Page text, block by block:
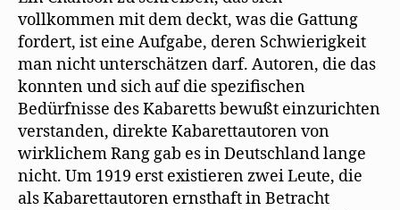
vollkommen mit dem deckt, was die Gattung
fordert, ist eine Aufgabe, deren Schwierigkeit
man nicht unterschätzen darf. Autoren, die das
konnten und sich auf die spezifischen
Bedürfnisse des Kabaretts bewußt einzurichten
verstanden, direkte Kabarettautoren von
wirklichem Rang gab es in Deutschland lange
nicht. Um 1919 erst existieren zwei Leute, die
als Kabarettautoren ernsthaft in Betracht